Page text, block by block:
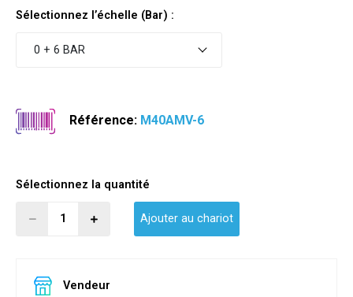
Sélectionnez l’échelle (Bar) :
0 + 6 BAR
Référence: M40AMV-6
Sélectionnez la quantité
Ajouter au chariot
Vendeur